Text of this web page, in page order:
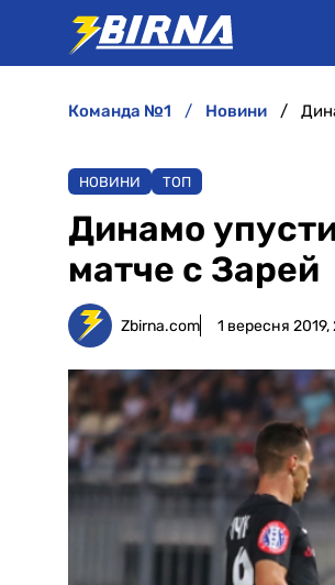
команда №1 новини
НОВИНИ ТОП
Динамо
матче с Зарей
Zbirna.com 1 вересня 2019,